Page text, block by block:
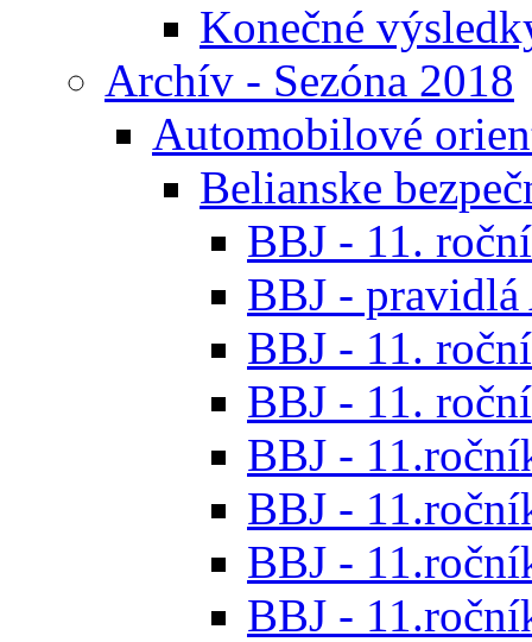
Konečné
Archív - Sezóna 2018
Automobilové
Belianske
BBJ - 11.
BBJ - pravidlá
BBJ - 11.
BBJ - 11.
BBJ -
BBJ -
BBJ -
BBJ -